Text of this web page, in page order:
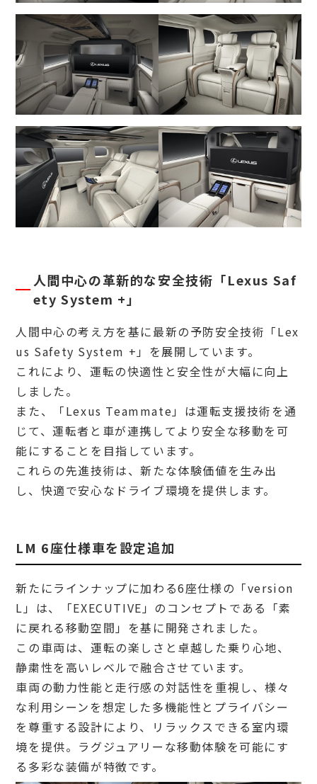
人間中心の革新的な安全技術「Lexus Saf
ety System +」
人間中心の考え方を基に最新の予防安全技術「Lex
us Safety System +」を展開しています。
これにより、運転の快適性と安全性が大幅に向上
しました。
また、「Lexus Teammate」は運転支援技術を通
じて、運転者と車が連携してより安全な移動を可
能にすることを目指しています。
これらの先進技術は、新たな体験価値を生み出
し、快適で安心なドライブ環境を提供します。
LM 6座仕様車を設定追加
新たにラインナップに加わる6座仕様の「version
L」は、「EXECUTIVE」のコンセプトである「素
に戻れる移動空間」を基に開発されました。
この車両は、運転の楽しさと卓越した乗り心地、
静粛性を高いレベルで融合させています。
車両の動力性能と走行感の対話性を重視し、様々
な利用シーンを想定した多機能性とプライバシー
を尊重する設計により、リラックスできる室内環
境を提供。ラグジュアリーな移動体験を可能にす
る多彩な装備が特徴です。